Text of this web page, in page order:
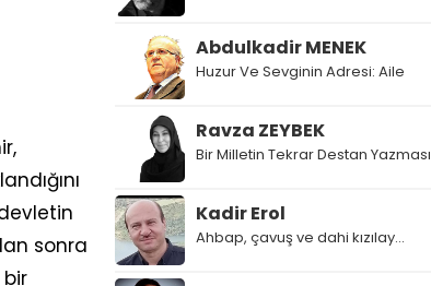
sonra
Abdulkadir MENEK
Huzur Ve Sevginin Adresi: Aile
Ravza ZEYBEK
Bir Milletin Tekrar Destan Yazması
Kadir Erol
Ahbap, çavuş ve dahi kızılay...